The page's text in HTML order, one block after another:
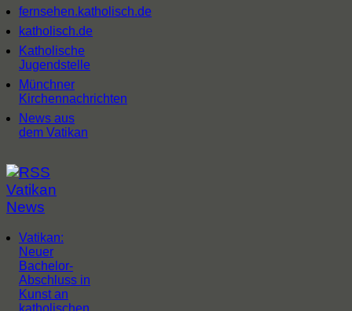
fernsehen.katholisch.de
katholisch.de
Katholische
Jugendstelle
Münchner
Kirchennachrichten
News aus
dem Vatikan
Vatikan
News
Vatikan:
Neuer
Bachelor-
Abschluss in
Kunst an
katholischen